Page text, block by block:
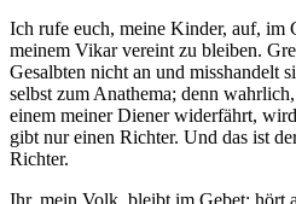
Ich rufe euch, meine Kinder, auf, im
meinem Vikar vereint zu bleiben.
Gesalbten nicht an und misshandelt
selbst zum Anathema; denn
einem meiner Diener widerfährt,
gibt nur einen Richter. Und das ist
Richter.
Ihr, mein Volk, bleibt im Gebet; hört